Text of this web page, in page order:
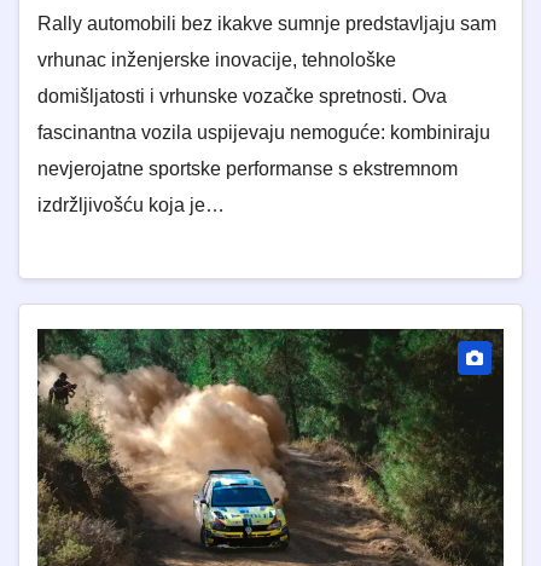
Rally automobili bez ikakve sumnje predstavljaju sam
vrhunac inženjerske inovacije, tehnološke
domišljatosti i vrhunske vozačke spretnosti. Ova
fascinantna vozila uspijevaju nemoguće: kombiniraju
nevjerojatne sportske performanse s ekstremnom
izdržljivošću koja je…